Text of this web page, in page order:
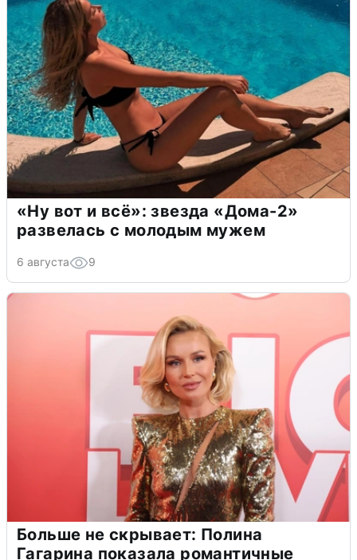
«Ну вот и всё»: звезда «Дома-2»
развелась с молодым мужем
6 августа 9
Больше не скрывает: Полина
Гагарина показала романтичные